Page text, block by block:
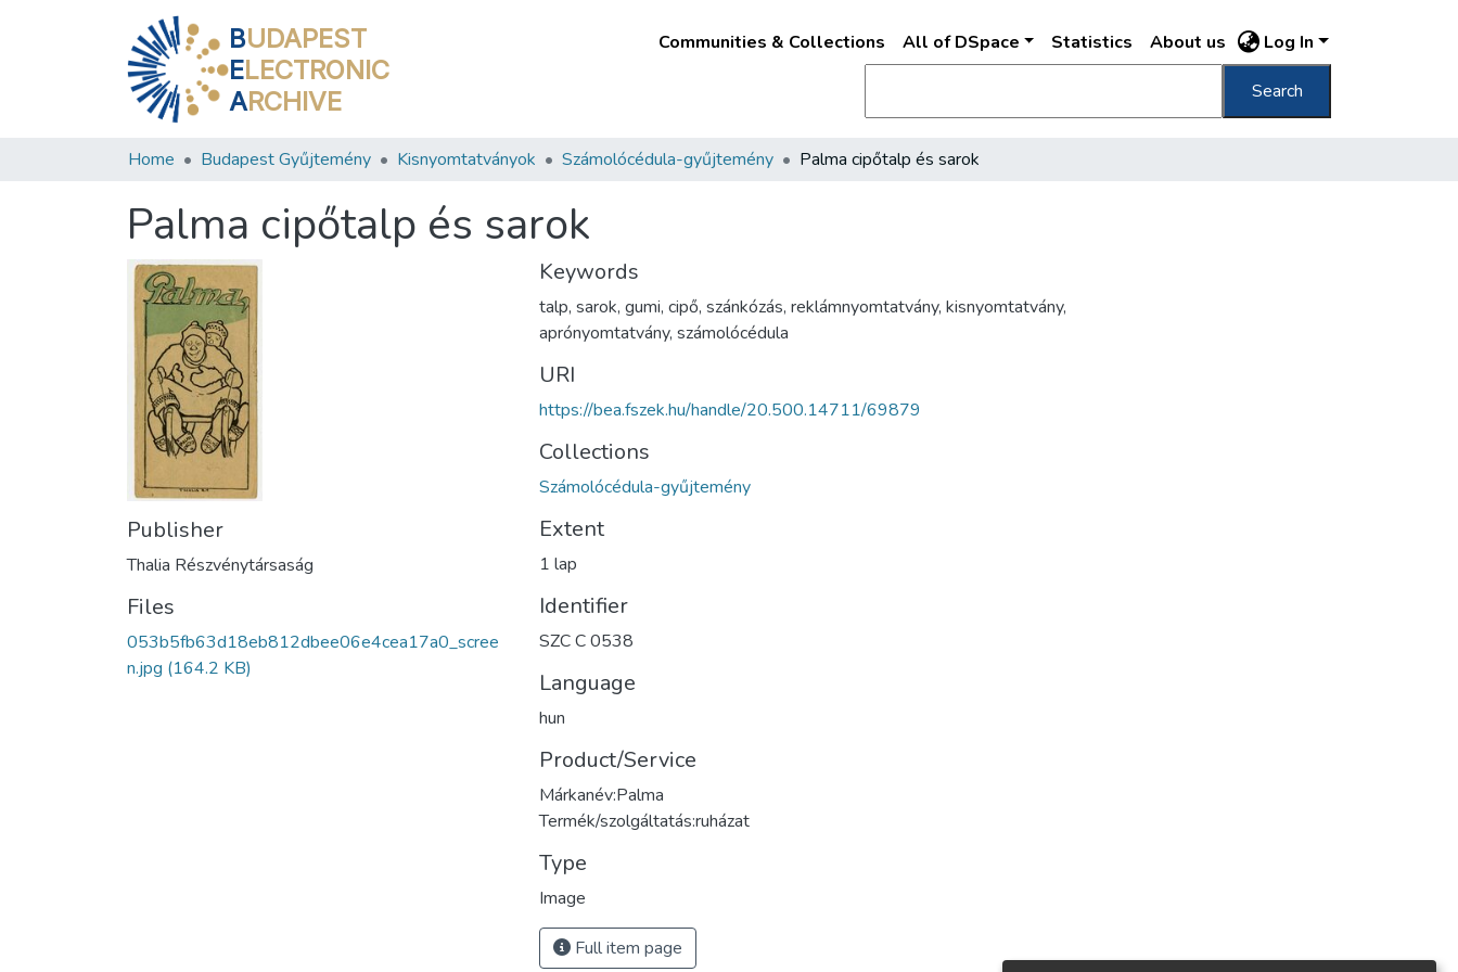
BUDAPEST
ELECTRONIC
ARCHIVE
Communities & Collections All of DSpace Statistics About us Log In
Search
Home Budapest Gyűjtemény Kisnyomtatványok Számolócédula-gyűjtemény Palma cipőtalp és sarok
Palma cipőtalp és sarok
Publisher
Thalia Részvénytársaság
Files
053b5fb63d18eb812dbee06e4cea17a0_scree
n.jpg (164.2 KB)
Keywords
talp, sarok, gumi, cipő, szánkózás, reklámnyomtatvány, kisnyomtatvány,
aprónyomtatvány, számolócédula
URI
https://bea.fszek.hu/handle/20.500.14711/69879
Collections
Számolócédula-gyűjtemény
Extent
1 lap
Identifier
SZC C 0538
Language
hun
Product/Service
Márkanév:Palma
Termék/szolgáltatás:ruházat
Type
Image
Full item page